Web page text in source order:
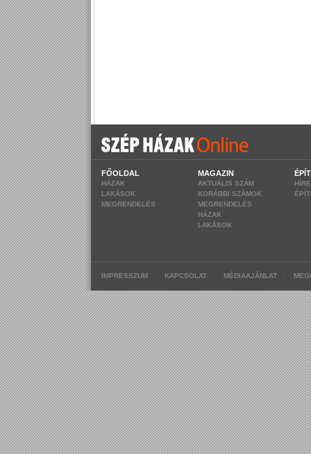
FŐOLDAL
HÁZAK
LAKÁSOK
MEGRENDELÉS
MAGAZIN
AKTUÁLIS SZÁM
KORÁBBI SZÁMOK
MEGRENDELÉS
HÁZAK
LAKÁSOK
IMPRESSZUM KAPCSOLAT MÉDIAAJÁNLAT